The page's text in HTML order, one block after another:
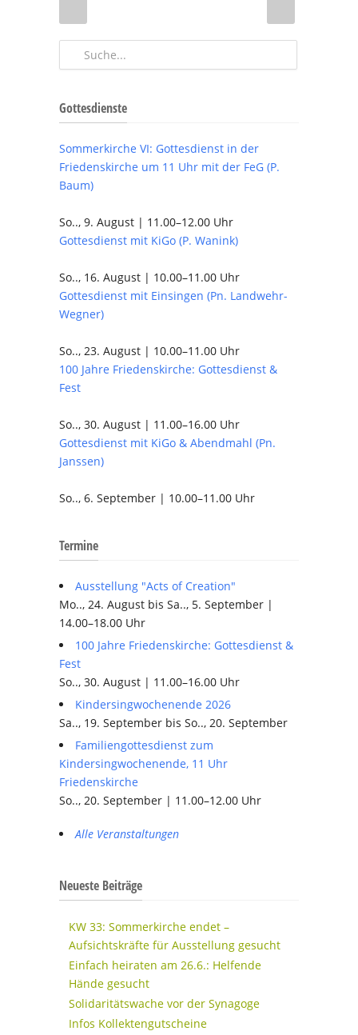
Gottesdienste
Sommerkirche VI: Gottesdienst in der
Friedenskirche um 11 Uhr mit der FeG (P.
Baum)
So.., 9. August | 11.00–12.00 Uhr
Gottesdienst mit KiGo (P. Wanink)
So.., 16. August | 10.00–11.00 Uhr
Gottesdienst mit Einsingen (Pn. Landwehr-
Wegner)
So.., 23. August | 10.00–11.00 Uhr
100 Jahre Friedenskirche: Gottesdienst &
Fest
So.., 30. August | 11.00–16.00 Uhr
Gottesdienst mit KiGo & Abendmahl (Pn.
Janssen)
So.., 6. September | 10.00–11.00 Uhr
Termine
Ausstellung "Acts of Creation"
Mo.., 24. August bis Sa.., 5. September |
14.00–18.00 Uhr
100 Jahre Friedenskirche: Gottesdienst &
Fest
So.., 30. August | 11.00–16.00 Uhr
Kindersingwochenende 2026
Sa.., 19. September bis So.., 20. September
Familiengottesdienst zum
Kindersingwochenende, 11 Uhr
Friedenskirche
So.., 20. September | 11.00–12.00 Uhr
Alle Veranstaltungen
Neueste Beiträge
KW 33: Sommerkirche endet –
Aufsichtskräfte für Ausstellung gesucht
Einfach heiraten am 26.6.: Helfende
Hände gesucht
Solidaritätswache vor der Synagoge
Infos Kollektengutscheine